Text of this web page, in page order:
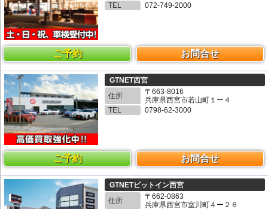
TEL
072-749-2000
ご予約 お問合せ
GTNET西宮
住所
〒663-8016
兵庫県西宮市若山町１ー４
TEL
0798-62-3000
ご予約 お問合せ
GTNETピットイン西宮
住所
〒662-0863
兵庫県西宮市室川町４ー２６